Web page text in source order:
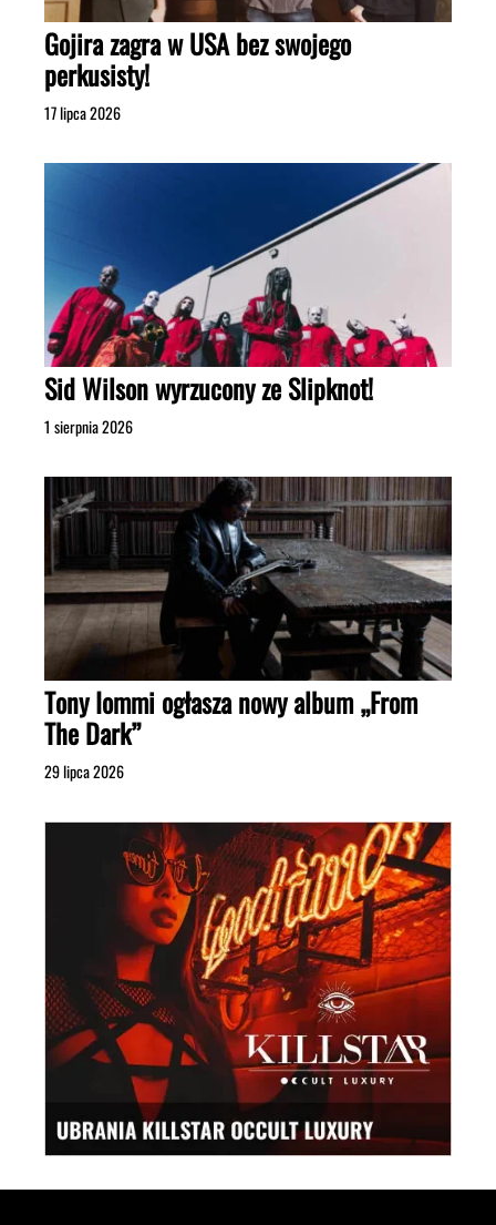
Gojira zagra w USA bez swojego
perkusisty!
17 lipca 2026
Sid Wilson wyrzucony ze Slipknot!
1 sierpnia 2026
Tony Iommi ogłasza nowy album „From
The Dark”
29 lipca 2026